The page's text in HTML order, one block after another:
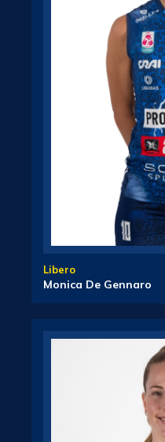
Libero
Monica De Gennaro